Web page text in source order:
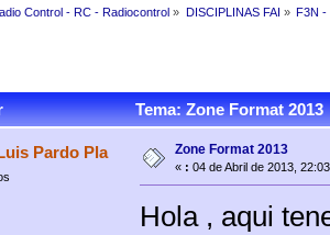
Control - RC - Radiocontrol » DISCIPLINAS FAI » F3N -
Tema: Zone Format 2013
Pardo Pla Zone Format 2013
« : 04 de Abril de 2013,
Hola , aqui